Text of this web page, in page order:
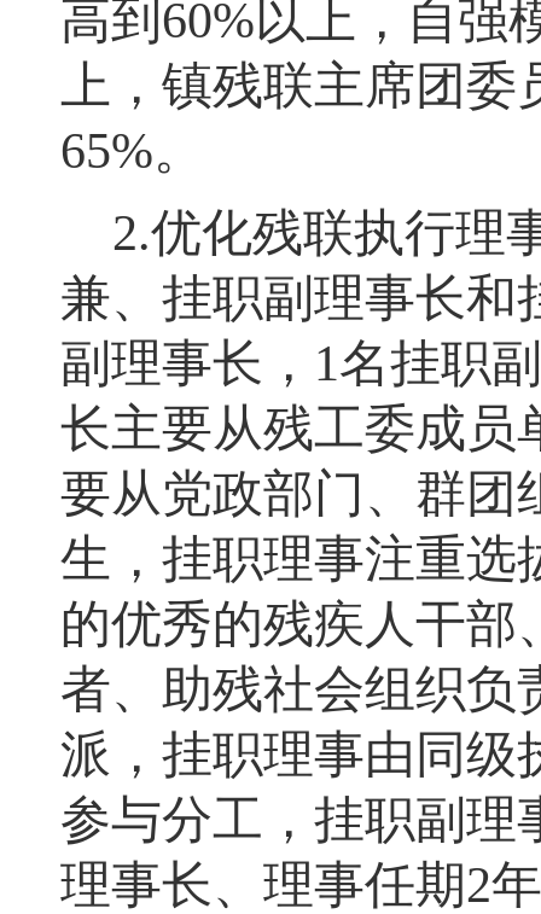
高到 60%以上 ， 自强
上 ， 镇残联主席团委
65%。
2.优化残联执行理
兼、挂职副理事长和
副理事长 ， 1名挂职
长主要从残工委成员
要从党政部门、群团
生 ， 挂职理事注重选
的优秀的残疾人干部
者、助残社会组织负
派 ， 挂职理事由同级
参与分工 ， 挂职副理
理事长、理事任期2年